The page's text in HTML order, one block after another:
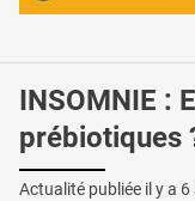
INSOMNIE :
prébiotiques
Actualité publiée il y a 6